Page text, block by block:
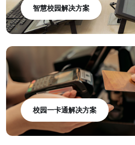
智慧校园解决方案
校园一卡通解决方案